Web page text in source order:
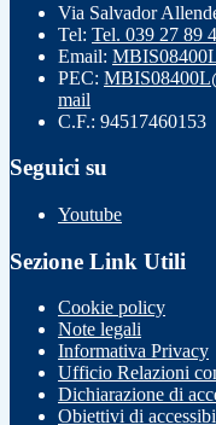
Via Salvador
Tel: Tel. 039 27 89
Email:
PEC:
mail
C.F.: 94517460153
Seguici su
Youtube
Sezione Link Utili
Cookie policy
Note legali
Informativa Privacy
Ufficio Relazioni
Dichiarazione di
Obiettivi di